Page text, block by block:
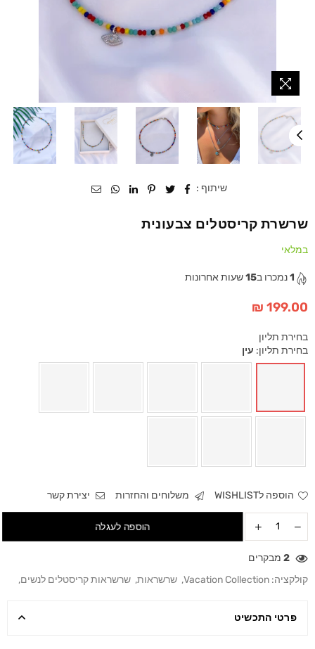
שיתוף :
שרשרת קריסטלים צבעונית
במלאי
1נמכרו ב15שעות אחרונות
מחיר
199.00 ₪
בחירת תליון
בחירת תליון: עין
הוספה לWISHLIST משלוחים והחזרות יצירת קשר
הוספה לעגלה
2 מבקרים
קולקציה: Vacation Collection
, שרשראות, שרשראות קריסטלים לנשים,
פרטי התכשיט